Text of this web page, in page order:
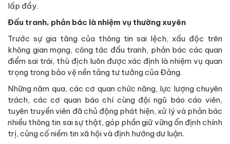
lấp đầy.
Đấu tranh, phản bác là nhiệm vụ thường xuyên
Trước sự gia tăng của thông tin sai lệch, xấu độc trên
không gian mạng, công tác đấu tranh, phản bác các quan
điểm sai trái, thù địch luôn được xác định là nhiệm vụ quan
trọng trong bảo vệ nền tảng tư tưởng của Đảng.
Những năm qua, các cơ quan chức năng, lực lượng chuyên
trách, các cơ quan báo chí cùng đội ngũ báo cáo viên,
tuyên truyền viên đã chủ động phát hiện, xử lý và phản bác
nhiều thông tin sai sự thật, góp phần giữ vững ổn định chính
trị, củng cố niềm tin xã hội và định hướng dư luận.